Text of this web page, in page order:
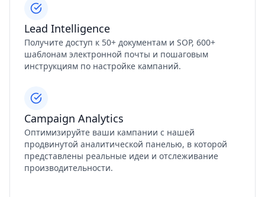
Lead Intelligence
Получите доступ к 50+ документам и SOP, 600+
шаблонам электронной почты и пошаговым
инструкциям по настройке кампаний.
Campaign Analytics
Оптимизируйте ваши кампании с нашей
продвинутой аналитической панелью, в которой
представлены реальные идеи и отслеживание
производительности.